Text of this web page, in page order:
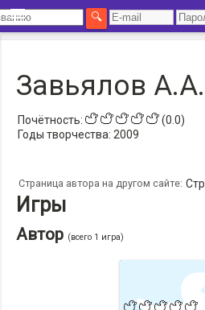
Завьялов А.А.
Почётность:
(0.0)
Годы творчества: 2009
Страница автора на другом сайте:
Игры
Автор (всего 1 игра)